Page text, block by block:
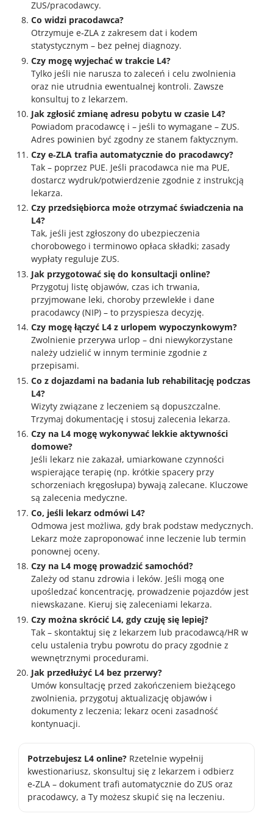
ZUS/pracodawcy.
Co widzi pracodawca?
Otrzymuje e‑ZLA z zakresem dat i kodem
statystycznym – bez pełnej diagnozy.
Czy mogę wyjechać w trakcie L4?
Tylko jeśli nie narusza to zaleceń i celu zwolnienia
oraz nie utrudnia ewentualnej kontroli. Zawsze
konsultuj to z lekarzem.
Jak zgłosić zmianę adresu pobytu w czasie L4?
Powiadom pracodawcę i – jeśli to wymagane – ZUS.
Adres powinien być zgodny ze stanem faktycznym.
Czy e‑ZLA trafia automatycznie do pracodawcy?
Tak – poprzez PUE. Jeśli pracodawca nie ma PUE,
dostarcz wydruk/potwierdzenie zgodnie z instrukcją
lekarza.
Czy przedsiębiorca może otrzymać świadczenia na
L4?
Tak, jeśli jest zgłoszony do ubezpieczenia
chorobowego i terminowo opłaca składki; zasady
wypłaty reguluje ZUS.
Jak przygotować się do konsultacji online?
Przygotuj listę objawów, czas ich trwania,
przyjmowane leki, choroby przewlekłe i dane
pracodawcy (NIP) – to przyspiesza decyzję.
Czy mogę łączyć L4 z urlopem wypoczynkowym?
Zwolnienie przerywa urlop – dni niewykorzystane
należy udzielić w innym terminie zgodnie z
przepisami.
Co z dojazdami na badania lub rehabilitację podczas
L4?
Wizyty związane z leczeniem są dopuszczalne.
Trzymaj dokumentację i stosuj zalecenia lekarza.
Czy na L4 mogę wykonywać lekkie aktywności
domowe?
Jeśli lekarz nie zakazał, umiarkowane czynności
wspierające terapię (np. krótkie spacery przy
schorzeniach kręgosłupa) bywają zalecane. Kluczowe
są zalecenia medyczne.
Co, jeśli lekarz odmówi L4?
Odmowa jest możliwa, gdy brak podstaw medycznych.
Lekarz może zaproponować inne leczenie lub termin
ponownej oceny.
Czy na L4 mogę prowadzić samochód?
Zależy od stanu zdrowia i leków. Jeśli mogą one
upośledzać koncentrację, prowadzenie pojazdów jest
niewskazane. Kieruj się zaleceniami lekarza.
Czy można skrócić L4, gdy czuję się lepiej?
Tak – skontaktuj się z lekarzem lub pracodawcą/HR w
celu ustalenia trybu powrotu do pracy zgodnie z
wewnętrznymi procedurami.
Jak przedłużyć L4 bez przerwy?
Umów konsultację przed zakończeniem bieżącego
zwolnienia, przygotuj aktualizację objawów i
dokumenty z leczenia; lekarz oceni zasadność
kontynuacji.
Potrzebujesz L4 online? Rzetelnie wypełnij
kwestionariusz, skonsultuj się z lekarzem i odbierz
e‑ZLA – dokument trafi automatycznie do ZUS oraz
pracodawcy, a Ty możesz skupić się na leczeniu.